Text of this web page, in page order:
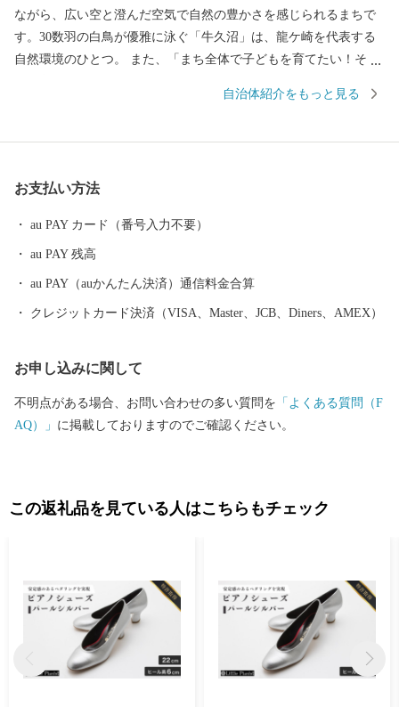
ながら、広い空と澄んだ空気で自然の豊かさを感じられるまちで
す。30数羽の白鳥が優雅に泳ぐ「牛久沼」は、龍ケ崎を代表する
自然環境のひとつ。 また、「まち全体で子どもを育てたい！そし
娠、出産、育児、教育、それぞれのステージに応じたさまざまな
時代もあることから、こだわりの職人が作る老舗の品や、若手職
自治体紹介をもっと見る
お支払い方法
au PAY カード（番号入力不要）
au PAY 残高
au PAY（auかんたん決済）通信料金合算
クレジットカード決済（VISA、Master、JCB、Diners、AMEX）
お申し込みに関して
不明点がある場合、お問い合わせの多い質問を 「よくある質問（F
AQ）」 に掲載しておりますのでご確認ください。
この返礼品を見ている人はこちらもチェック